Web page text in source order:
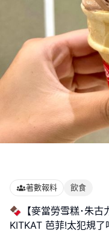
著數報料 飲食
🍫【麥當勞雪糕･朱古
KITKAT 芭菲!太犯規